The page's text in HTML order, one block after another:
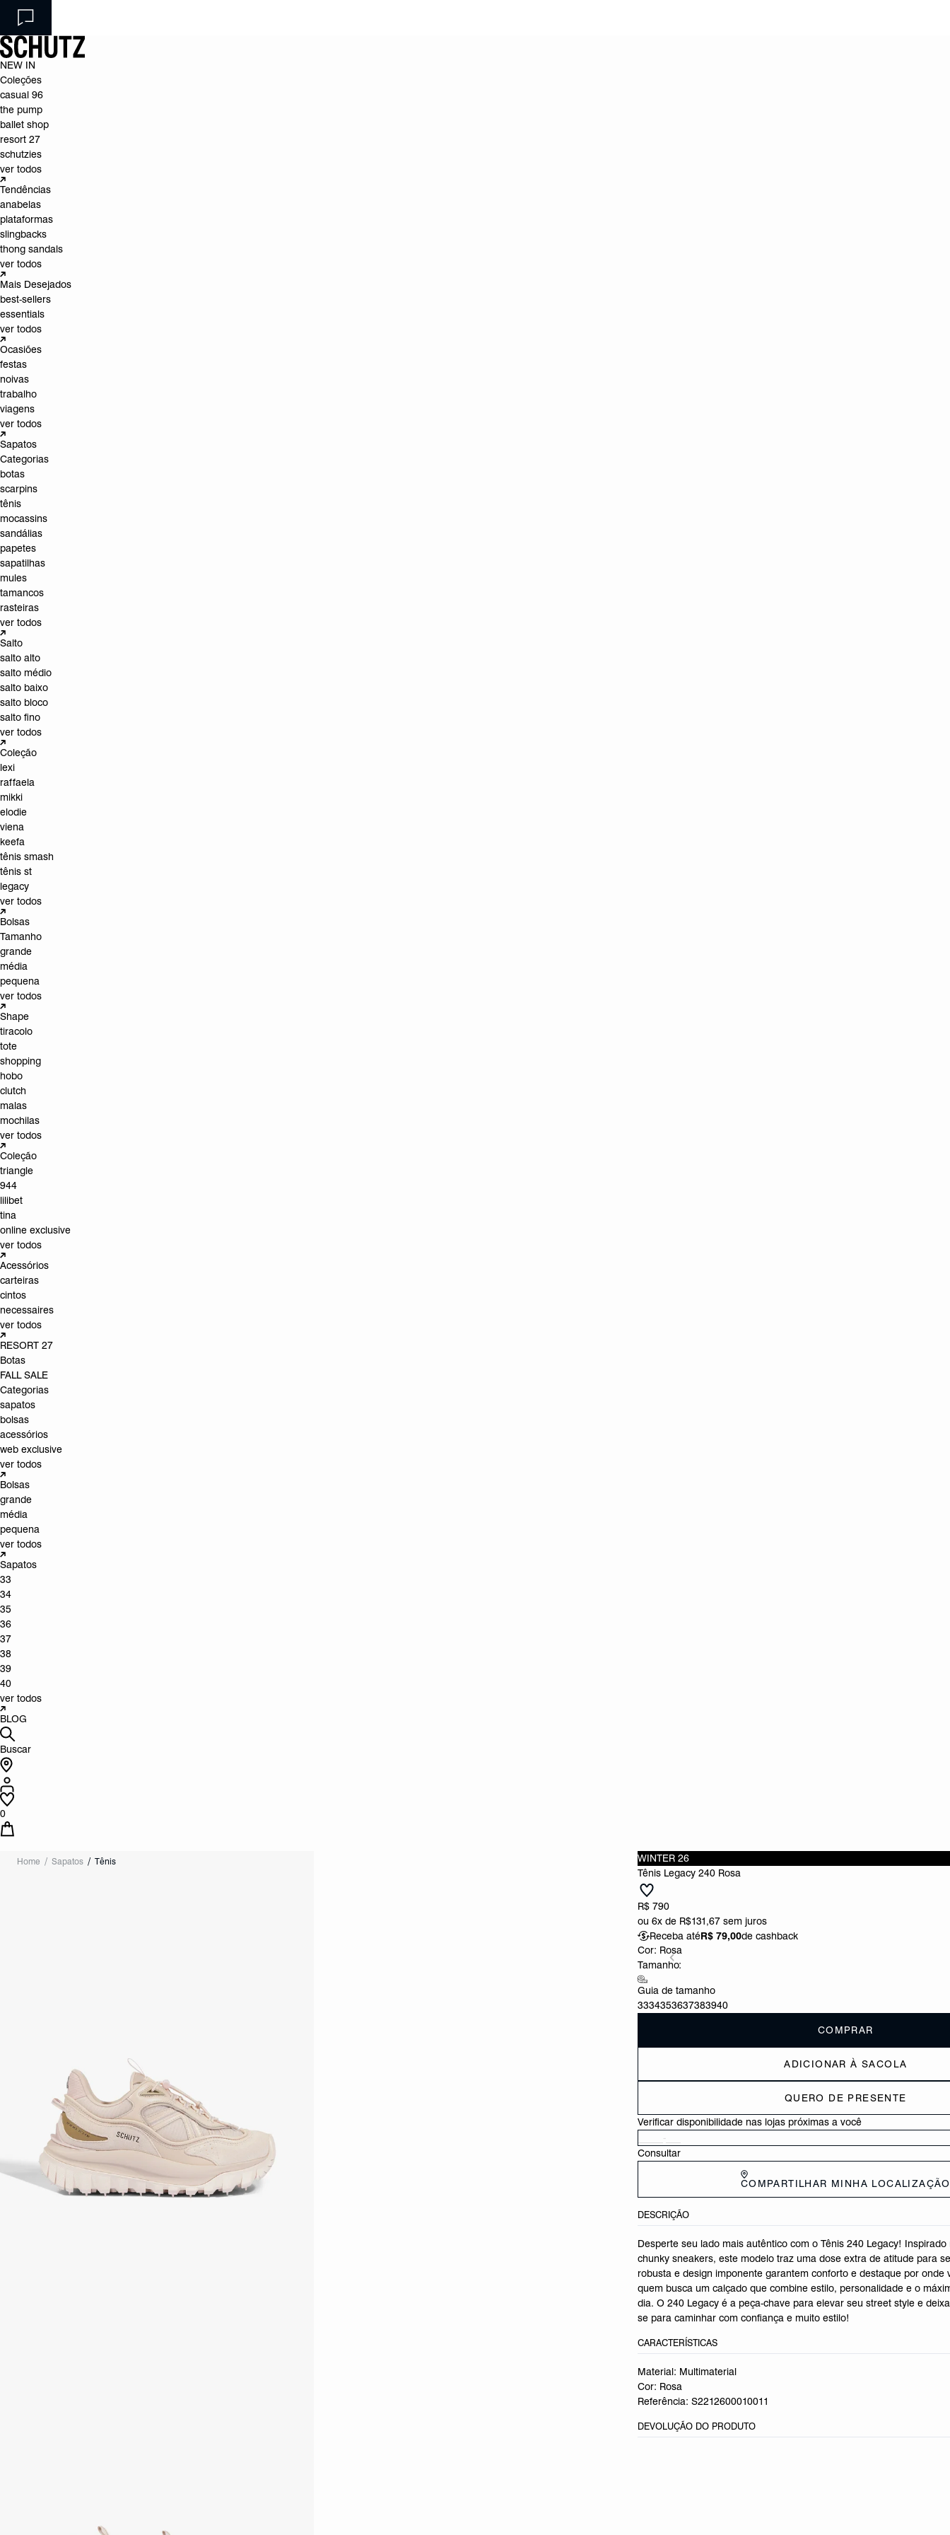
NEW IN
Coleções
casual 96
the pump
ballet shop
resort 27
schutzies
ver todos
Tendências
anabelas
plataformas
slingbacks
thong sandals
ver todos
Mais Desejados
best-sellers
essentials
ver todos
Ocasiões
festas
noivas
trabalho
viagens
ver todos
Sapatos
Categorias
botas
scarpins
tênis
mocassins
sandálias
papetes
sapatilhas
mules
tamancos
rasteiras
ver todos
Salto
salto alto
salto médio
salto baixo
salto bloco
salto fino
ver todos
Coleção
lexi
raffaela
mikki
elodie
viena
keefa
tênis smash
tênis st
legacy
ver todos
Bolsas
Tamanho
grande
média
pequena
ver todos
Shape
tiracolo
tote
shopping
hobo
clutch
malas
mochilas
ver todos
Coleção
triangle
944
lilibet
tina
online exclusive
ver todos
Acessórios
carteiras
cintos
necessaires
ver todos
RESORT 27
Botas
FALL SALE
Categorias
sapatos
bolsas
acessórios
web exclusive
ver todos
Bolsas
grande
média
pequena
ver todos
Sapatos
33
34
35
36
37
38
39
40
ver todos
BLOG
Buscar
0
Home Sapatos Tênis
WINTER 26
Tênis Legacy 240 Rosa
R$ 790
ou6x de R$131,67 sem juros
Receba atéR$ 79,00de cashback
Cor: Rosa
Tamanho:
Guia de tamanho
3334353637383940
COMPRAR
ADICIONAR À SACOLA
QUERO DE PRESENTE
Verificar disponibilidade nas lojas próximas a você
Consultar
COMPARTILHAR MINHA LOCALIZAÇÃO
DESCRIÇÃO
Desperte seu lado mais autêntico com o Tênis 240 Legacy!
chunky sneakers, este modelo traz uma dose extra de atitude para
robusta e design imponente garantem conforto e destaque por onde
quem busca um calçado que combine estilo, personalidade e o
dia. O 240 Legacy é a peça-chave para elevar seu street style e
se para caminhar com confiança e muito estilo!
CARACTERÍSTICAS
Material: Multimaterial
Cor: Rosa
Referência:S2212600010011
DEVOLUÇÃO DO PRODUTO